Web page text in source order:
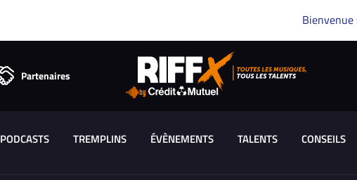
Bienvenue
Partenaires
PODCASTS TREMPLINS ÉVÈNEMENTS TALENTS CONSEILS